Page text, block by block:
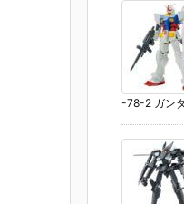
-78-2 ガン